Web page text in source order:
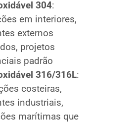
304:
em interiores,
externos
projetos
padrão
316/316L:
costeiras,
industriais,
marítimas que